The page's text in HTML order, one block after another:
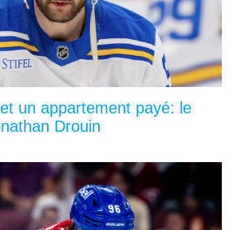
un appartement payé: le
Drouin